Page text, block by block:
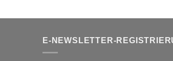
E-NEWSLETTER-